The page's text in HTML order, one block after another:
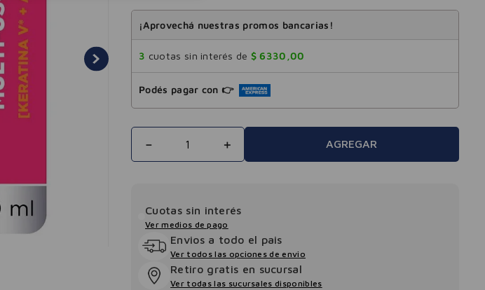
¡Aprovechá nuestras promos bancarias!
3 cuotas sin interés de $ 6330 ,00
Podés pagar con 👉
＋
－ AGREGAR
Cuotas sin interés
Ver medios de pago
Envios a todo el pais
Ver todos las opciones de envio
Retiro gratis en sucursal
Ver todas las sucursales disponibles